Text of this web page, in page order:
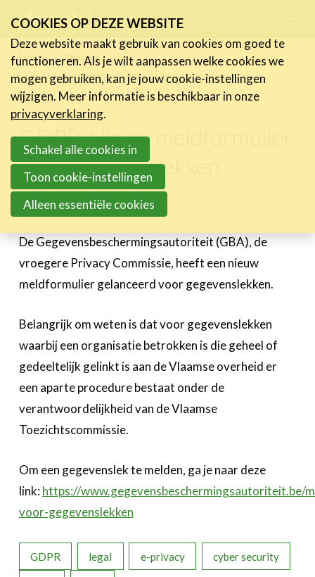
links
Jump
to
navigation
to
main
content
FR NL
Home
Nieuws
GDPR: Nieuw meldformulier voor gegevenslekken
GDPR: Nieuw meldformulier
voor gegevenslekken
28 september 2018
De Gegevensbeschermingsautoriteit (GBA), de
vroegere Privacy Commissie, heeft een nieuw
meldformulier gelanceerd voor gegevenslekken.
Belangrijk om weten is dat voor gegevenslekken
waarbij een organisatie betrokken is die geheel of
gedeeltelijk gelinkt is aan de Vlaamse overheid er
een aparte procedure bestaat onder de
verantwoordelijkheid van de Vlaamse
Toezichtscommissie.
Om een gegevenslek te melden, ga je naar deze
link:https://www.gegevensbeschermingsautoriteit.be/
voor-gegevenslekken
GDPR legal e-privacy cyber security
Nieuws
Nieuwsberichten
FeWeb Videos
Jobs in de sector
Activiteiten
Cases
Expertise
Toolbox
Over FeWeb
Lid worden Account
Zoeken
COOKIES OP DEZE WEBSITE
Deze website maakt gebruik van cookies om goed te
functioneren. Als je wilt aanpassen welke cookies we
mogen gebruiken, kan je jouw cookie-instellingen
wijzigen. Meer informatie is beschikbaar in onze
privacyverklaring.
Schakel alle cookies in
Toon cookie-instellingen
Alleen essentiële cookies